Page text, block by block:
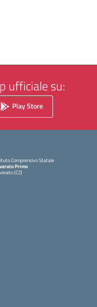
ufficiale su:
Play Store
Comprensivo Statale
Primo
(CZ)